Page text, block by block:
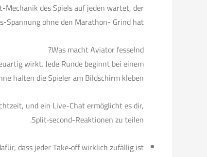
Mechanik des Spiels auf jeden wartet, der
Spannung ohne den Marathon- Grind hat.
Was macht Aviator fesselnd?
wirkt. Jede Runde beginnt bei einem
halten die Spieler am Bildschirm kleben.
und ein Live-Chat ermöglicht es dir,
Split‑second-Reaktionen zu teilen.
dass jeder Take‑off wirklich zufällig ist.